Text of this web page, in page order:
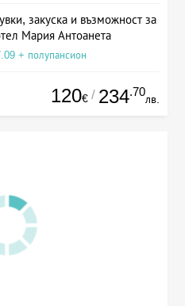
закуска и възможност за
Мария Антоанета
+ полупансион
120€ / 234.70
лв.